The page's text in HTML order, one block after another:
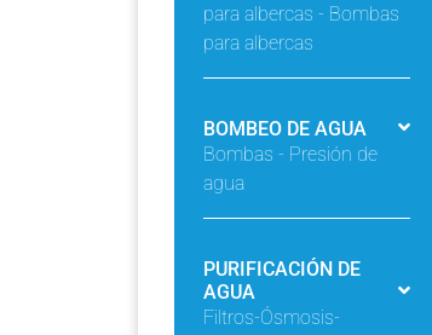
para albercas - Bombas
para albercas
BOMBEO DE AGUA
Bombas - Presión de
agua
PURIFICACIÓN DE
AGUA
Filtros-Ósmosis-